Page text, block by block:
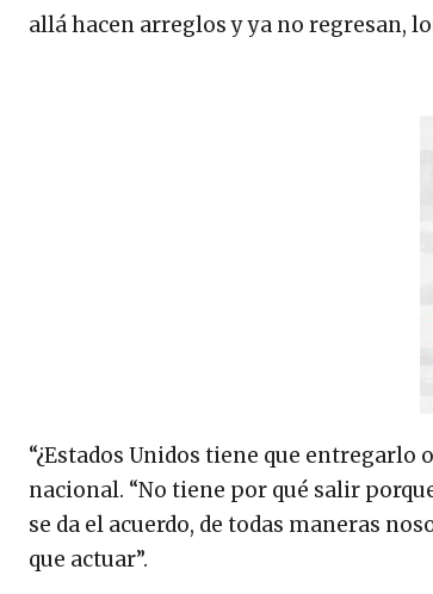
allá hacen arreglos y ya no regresan,
“¿Estados Unidos tiene que
nacional. “No tiene por qué salir
se da el acuerdo, de todas maneras
que actuar”.